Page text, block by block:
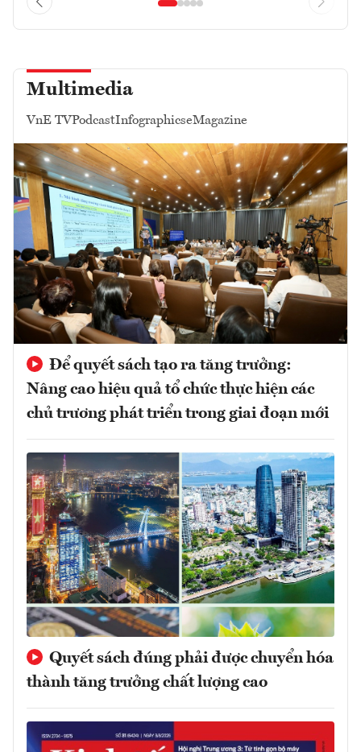
Multimedia
VnE TVPodcastInfographicseMagazine
Để quyết sách tạo ra tăng trưởng:
Nâng cao hiệu quả tổ chức thực hiện các
chủ trương phát triển trong giai đoạn mới
Quyết sách đúng phải được chuyển hóa
thành tăng trưởng chất lượng cao